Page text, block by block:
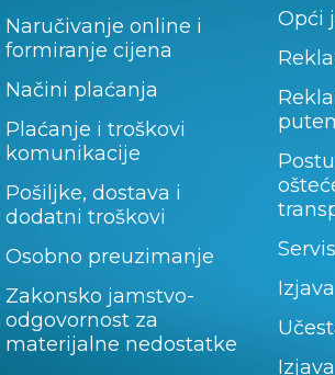
Naručivanje online i
formiranje cijena
Načini plaćanja
Plaćanje i troškovi
komunikacije
Pošiljke, dostava i
dodatni troškovi
Osobno preuzimanje
Zakonsko jamstvo-
odgovornost za
materijalne nedostatke
Opći
Servis